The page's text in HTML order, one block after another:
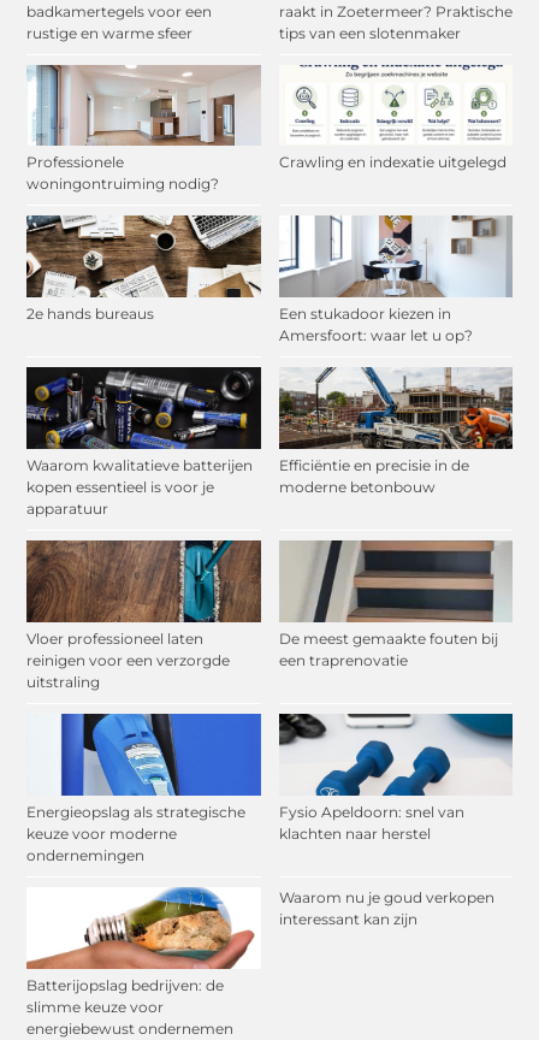
badkamertegels voor een
rustige en warme sfeer
raakt in Zoetermeer? Praktische
tips van een slotenmaker
Professionele
woningontruiming nodig?
Crawling en indexatie uitgelegd
2e hands bureaus
Een stukadoor kiezen in
Amersfoort: waar let u op?
Waarom kwalitatieve batterijen
kopen essentieel is voor je
apparatuur
Efficiëntie en precisie in de
moderne betonbouw
Vloer professioneel laten
reinigen voor een verzorgde
uitstraling
De meest gemaakte fouten bij
een traprenovatie
Energieopslag als strategische
keuze voor moderne
ondernemingen
Fysio Apeldoorn: snel van
klachten naar herstel
Batterijopslag bedrijven: de
slimme keuze voor
energiebewust ondernemen
Waarom nu je goud verkopen
interessant kan zijn